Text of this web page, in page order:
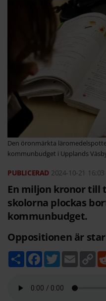
Den öronmärkta
kommunbudget i Upplands
2024-10-21 16:03
En miljon kronor till
skolorna plockas
kommunbudget.
Oppositionen är
D
e
F
b
T
w
t
E
m
C
o